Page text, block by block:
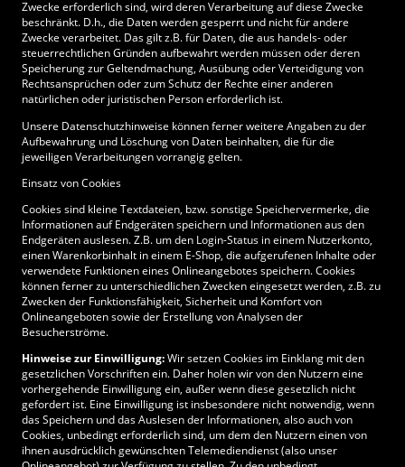
Zwecke erforderlich sind, wird deren Verarbeitung auf diese Zwecke
beschränkt. D.h., die Daten werden gesperrt und nicht für andere
Zwecke verarbeitet. Das gilt z.B. für Daten, die aus handels- oder
steuerrechtlichen Gründen aufbewahrt werden müssen oder deren
Speicherung zur Geltendmachung, Ausübung oder Verteidigung von
Rechtsansprüchen oder zum Schutz der Rechte einer anderen
natürlichen oder juristischen Person erforderlich ist.
Unsere Datenschutzhinweise können ferner weitere Angaben zu der
Aufbewahrung und Löschung von Daten beinhalten, die für die
jeweiligen Verarbeitungen vorrangig gelten.
Einsatz von Cookies
Cookies sind kleine Textdateien, bzw. sonstige Speichervermerke, die
Informationen auf Endgeräten speichern und Informationen aus den
Endgeräten auslesen. Z.B. um den Login-Status in einem Nutzerkonto,
einen Warenkorbinhalt in einem E-Shop, die aufgerufenen Inhalte oder
verwendete Funktionen eines Onlineangebotes speichern. Cookies
können ferner zu unterschiedlichen Zwecken eingesetzt werden, z.B. zu
Zwecken der Funktionsfähigkeit, Sicherheit und Komfort von
Onlineangeboten sowie der Erstellung von Analysen der
Besucherströme.
Hinweise zur Einwilligung:Wir setzen Cookies im Einklang mit den
gesetzlichen Vorschriften ein. Daher holen wir von den Nutzern eine
vorhergehende Einwilligung ein, außer wenn diese gesetzlich nicht
gefordert ist. Eine Einwilligung ist insbesondere nicht notwendig, wenn
das Speichern und das Auslesen der Informationen, also auch von
Cookies, unbedingt erforderlich sind, um dem den Nutzern einen von
ihnen ausdrücklich gewünschten Telemediendienst (also unser